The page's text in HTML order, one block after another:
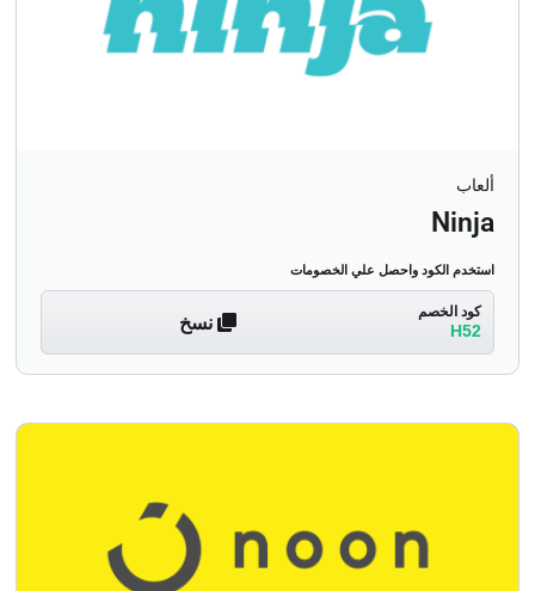
ألعاب
Ninja
استخدم الكود واحصل علي الخصومات
كود الخصم
H52